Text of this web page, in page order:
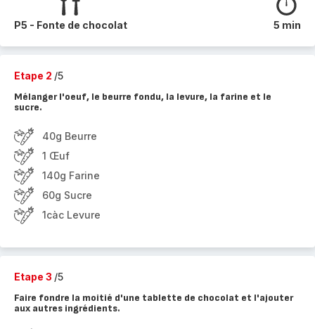
P5 - Fonte de chocolat 5 min
Etape 2 /5
Mélanger l'oeuf, le beurre fondu, la levure, la farine et le
sucre.
40g Beurre
1 Œuf
140g Farine
60g Sucre
1càc Levure
Etape 3 /5
Faire fondre la moitié d'une tablette de chocolat et l'ajouter
aux autres ingrédients.